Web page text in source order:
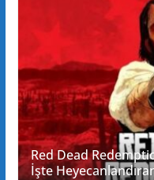
Red Dead
İşte